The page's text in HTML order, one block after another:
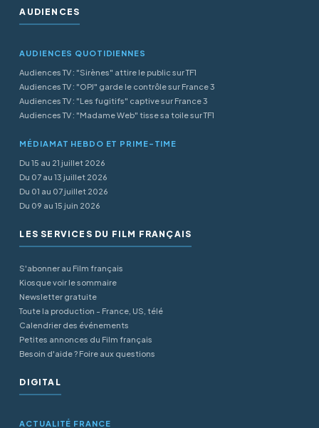
AUDIENCES
AUDIENCES QUOTIDIENNES
Audiences TV : "Sirènes" attire le public sur TF1
Audiences TV : "OPJ" garde le contrôle sur France 3
Audiences TV : "Les fugitifs" captive sur France 3
Audiences TV : "Madame Web" tisse sa toile sur TF1
MÉDIAMAT HEBDO ET PRIME-TIME
Du 15 au 21 juillet 2026
Du 07 au 13 juillet 2026
Du 01 au 07 juillet 2026
Du 09 au 15 juin 2026
LES SERVICES DU FILM FRANÇAIS
S'abonner au Film français
Kiosque voir le sommaire
Newsletter gratuite
Toute la production - France, US, télé
Calendrier des événements
Petites annonces du Film français
Besoin d'aide ? Foire aux questions
DIGITAL
ACTUALITÉ FRANCE